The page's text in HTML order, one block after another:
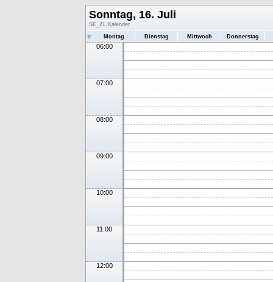
Sonntag, 16. Juli
SE_ZL Kalender
« Montag Dienstag Mittwoch Donnerstag
06:00
07:00
08:00
09:00
10:00
11:00
12:00